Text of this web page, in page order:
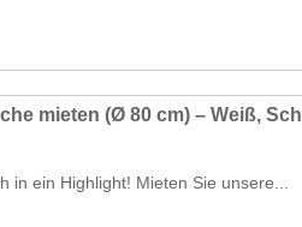
in ein Highlight! Mieten Sie unsere...